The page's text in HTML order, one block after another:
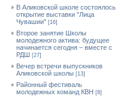
В Аликовской школе состоялось
открытие выставки "Лица
Чувашии" [16]
Второе занятие Школы
молодежного актива: будущее
начинается сегодня – вместе с
РДШ [27]
Вечер встречи выпускников
Аликовской школы [13]
Районный фестиваль
молодежных команд КВН [8]